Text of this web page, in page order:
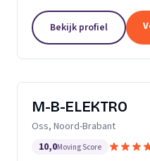
Bekijk profiel
M-B-ELEKTRO
Oss, Noord-Brabant
10,0Moving Score